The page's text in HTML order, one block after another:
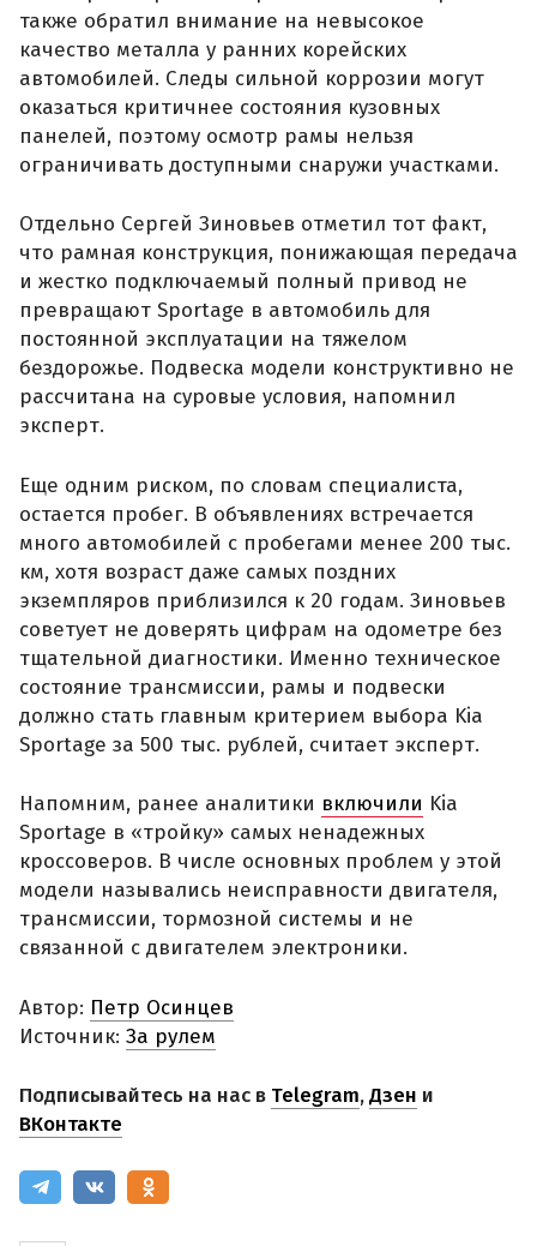
также обратил внимание на невысокое
качество металла у ранних корейских
автомобилей. Следы сильной коррозии могут
оказаться критичнее состояния кузовных
панелей, поэтому осмотр рамы нельзя
ограничивать доступными снаружи участками.
Отдельно Сергей Зиновьев отметил тот факт,
что рамная конструкция, понижающая передача
и жестко подключаемый полный привод не
превращают Sportage в автомобиль для
постоянной эксплуатации на тяжелом
бездорожье. Подвеска модели конструктивно не
рассчитана на суровые условия, напомнил
эксперт.
Еще одним риском, по словам специалиста,
остается пробег. В объявлениях встречается
много автомобилей с пробегами менее 200 тыс.
км, хотя возраст даже самых поздних
экземпляров приблизился к 20 годам. Зиновьев
советует не доверять цифрам на одометре без
тщательной диагностики. Именно техническое
состояние трансмиссии, рамы и подвески
должно стать главным критерием выбора Kia
Sportage за 500 тыс. рублей, считает эксперт.
Напомним, ранее аналитики включили Kia
Sportage в «тройку» самых ненадежных
кроссоверов. В числе основных проблем у этой
модели назывались неисправности двигателя,
трансмиссии, тормозной системы и не
связанной с двигателем электроники.
Автор: Петр Осинцев
Источник: За рулем
Подписывайтесь на нас в Telegram,Дзен и
ВКонтакте